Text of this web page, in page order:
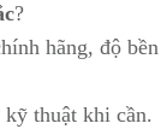
?
hãng, độ bền
thuật khi cần.